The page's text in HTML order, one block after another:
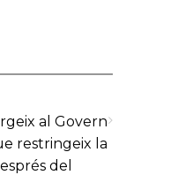
al Govern
restringeix la
del